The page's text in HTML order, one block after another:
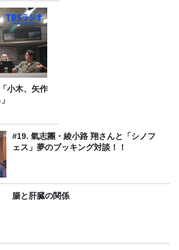
小木、矢作
#19. 氣志團・綾小路 翔さんと「シノフ
ェス」夢のブッキング対談！！
腸と肝臓の関係